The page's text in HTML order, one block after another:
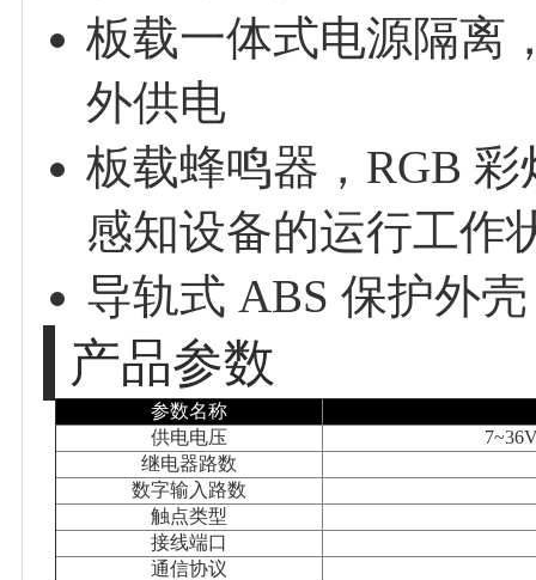
板载一体式电源隔离
外供电
板载蜂鸣器，RGB
感知设备的运行工作
导轨式 ABS 保护外
产品参数
参数名称
供电电压
继电器路数
数字输入路数
触点类型
接线端口
通信协议